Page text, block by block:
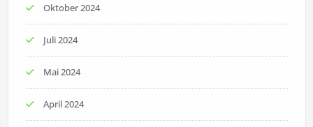
Oktober 2024
Juli 2024
Mai 2024
April 2024